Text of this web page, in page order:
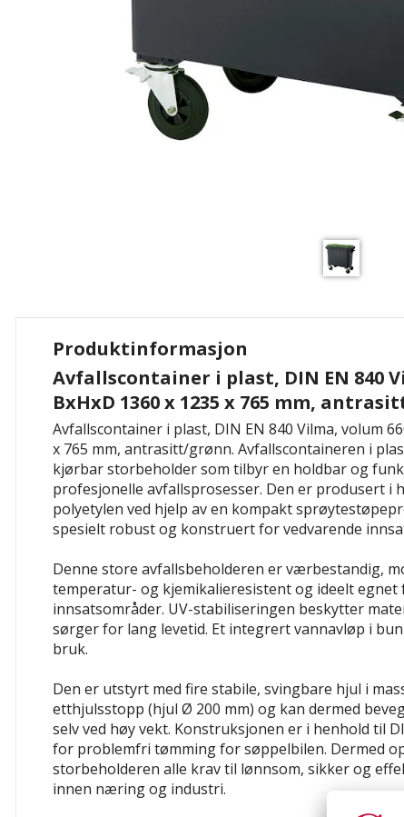
Produktinformasjon
Avfallscontainer i plast, DIN EN 840
BxHxD 1360 x 1235 x 765 mm,
Avfallscontainer i plast, DIN EN 840 Vilma, volum
x 765 mm, antrasitt/grønn. Avfallscontaineren i
kjørbar storbeholder som tilbyr en holdbar og
profesjonelle avfallsprosesser. Den er produsert i
polyetylen ved hjelp av en kompakt
spesielt robust og konstruert for vedvarende
Denne store avfallsbeholderen er værbestandig,
temperatur- og kjemikalieresistent og ideelt egnet
innsatsområder. UV-stabiliseringen beskytter
sørger for lang levetid. Et integrert vannavløp i
bruk.
Den er utstyrt med fire stabile, svingbare hjul i
etthjulsstopp (hjul Ø 200 mm) og kan dermed
selv ved høy vekt. Konstruksjonen er i henhold til
for problemfri tømming for søppelbilen. Dermed
storbeholderen alle krav til lønnsom, sikker og
innen næring og industri.